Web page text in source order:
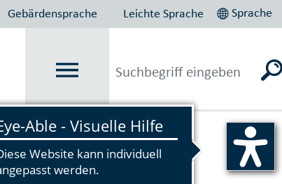
Gebärdensprache Leichte Sprache Sprache
Vorlesen